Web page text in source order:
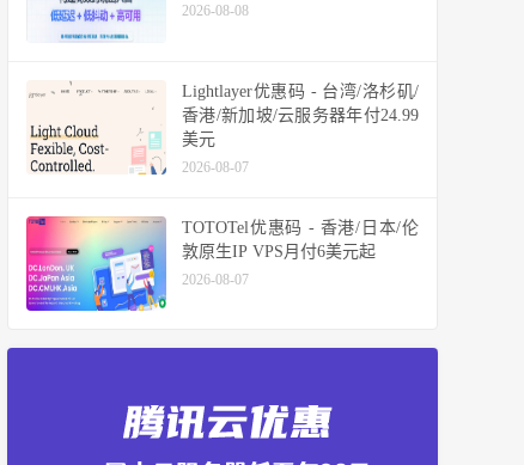
2026-08-08
Lightlayer优惠码 - 台湾/洛杉矶/
香港/新加坡/云服务器年付24.99
美元
2026-08-07
TOTOTel优惠码 - 香港/日本/伦
敦原生IP VPS月付6美元起
2026-08-07